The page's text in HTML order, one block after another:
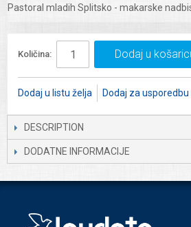
Pastoral mladih Splitsko - makarske
Količina: Dodaj u
Dodaj u listu želja Dodaj za usporedbu
DESCRIPTION
DODATNE INFORMACIJE